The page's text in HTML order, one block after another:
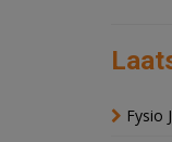
Fysio